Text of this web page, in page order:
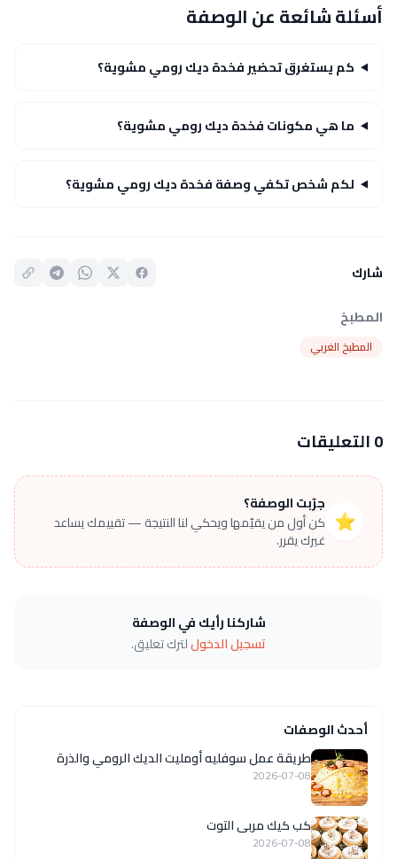
أسئلة شائعة عن الوصفة
كم يستغرق تحضير فخدة ديك رومي مشوية؟
ما هي مكونات فخدة ديك رومي مشوية؟
لكم شخص تكفي وصفة فخدة ديك رومي مشوية؟
شارك
المطبخ
المطبخ الغربي
0 التعليقات
⭐
جرّبت الوصفة؟
كن أول من يقيّمها ويحكي لنا النتيجة — تقييمك يساعد
غيرك يقرر.
شاركنا رأيك في الوصفة
تسجيل الدخوللترك تعليق.
أحدث الوصفات
طريقة عمل سوفليه أومليت الديك الرومي والذرة
2026-07-08
كب كيك مربى التوت
2026-07-08